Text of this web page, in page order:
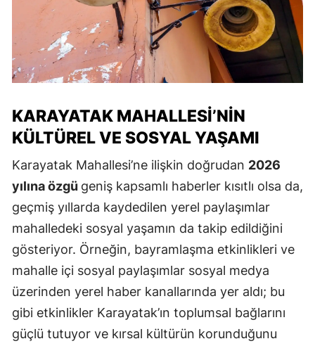
KARAYATAK MAHALLESI’NIN
KÜLTÜREL VE SOSYAL YAŞAMI
Karayatak Mahallesi’ne ilişkin doğrudan 2026
yılına özgü geniş kapsamlı haberler kısıtlı olsa da,
geçmiş yıllarda kaydedilen yerel paylaşımlar
mahalledeki sosyal yaşamın da takip edildiğini
gösteriyor. Örneğin, bayramlaşma etkinlikleri ve
mahalle içi sosyal paylaşımlar sosyal medya
üzerinden yerel haber kanallarında yer aldı; bu
gibi etkinlikler Karayatak’ın toplumsal bağlarını
güçlü tutuyor ve kırsal kültürün korunduğunu